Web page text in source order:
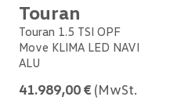
Touran
Touran 1.5 TSI OPF
Move KLIMA LED NAVI
ALU
41.989,00 € (MwSt.